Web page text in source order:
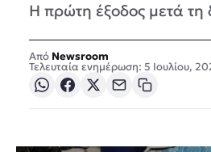
Η πρώτη έξοδος μετά τη
Newsroom
Τελευταία ενημέρωση: 5 Ιουλίου,